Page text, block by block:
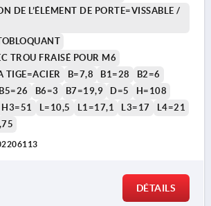
DE L’ÉLÉMENT DE PORTE=VISSABLE /
TROU FRAISÉ POUR M6
TIGE=ACIER
B=7,8 B1=28
B2=6
B5=26 B6=3 B7=19,9 D=5
H=108
H3=51 L=10,5 L1=17,1 L3=17
L4=21
DÉTAILS